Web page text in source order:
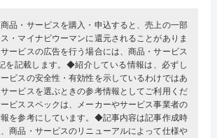
品・サービスを購入・申込すると、売上の一部
・マイナビウーマンに還元されることがありま
ービスの広告を行う場合には、商品・サービス
を記載します。◆紹介している情報は、必ずし
ビスの安全性・有効性を示しているわけではあ
ービスを選ぶときの参考情報としてご利用くだ
ビススペックは、メーカーやサービス事業者の
を参考にしています。◆記事内容は記事作成時
商品・サービスのリニューアルによって仕様や